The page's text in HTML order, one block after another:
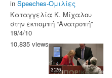
in Speeches-Ομιλίες
Καταγγελία Κ. Μίχαλου
στην εκπομπή “Ανατροπή”
19/4/10
10,835 views
3:26